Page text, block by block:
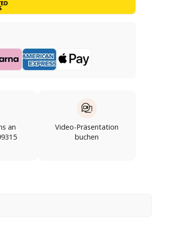
an
Video-Präsentation
buchen